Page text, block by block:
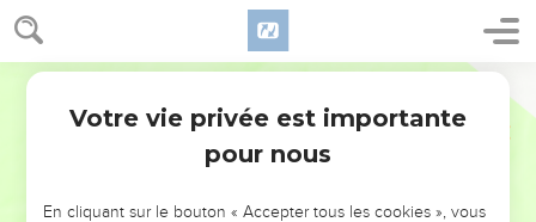
NE MANQUEZ PAS L’ÉVÉNEMENT
Votre vie privée est importante
pour nous
En cliquant sur le bouton « Accepter tous les cookies », vous